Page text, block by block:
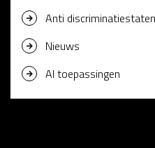
Anti
Nieuws
AI toepassingen